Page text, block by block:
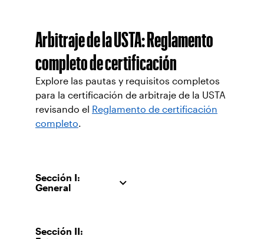
Arbitraje de la USTA: Reglamento
completo de certificación
Explore las pautas y requisitos completos
para la certificación de arbitraje de la USTA
revisando el Reglamento de certificación
completo.
Sección I:
General
Sección II: